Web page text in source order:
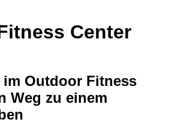
Center
Outdoor Fitness
Weg zu einem